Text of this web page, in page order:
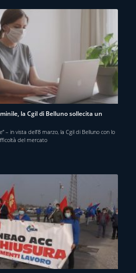
la Cgil di Belluno sollecita un
– in vista dell’8 marzo, la Cgil di Belluno con lo
del mercato